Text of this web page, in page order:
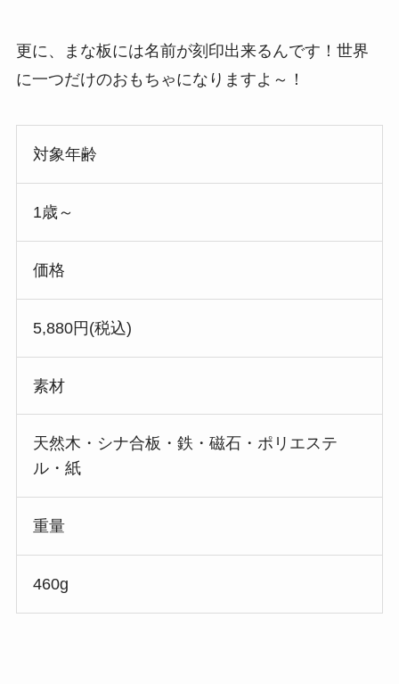
更に、まな板には名前が刻印出来るんです！世界
に一つだけのおもちゃになりますよ～！
対象年齢
1歳～
価格
5,880円(税込)
素材
天然木・シナ合板・鉄・磁石・ポリエステ
ル・紙
重量
460g